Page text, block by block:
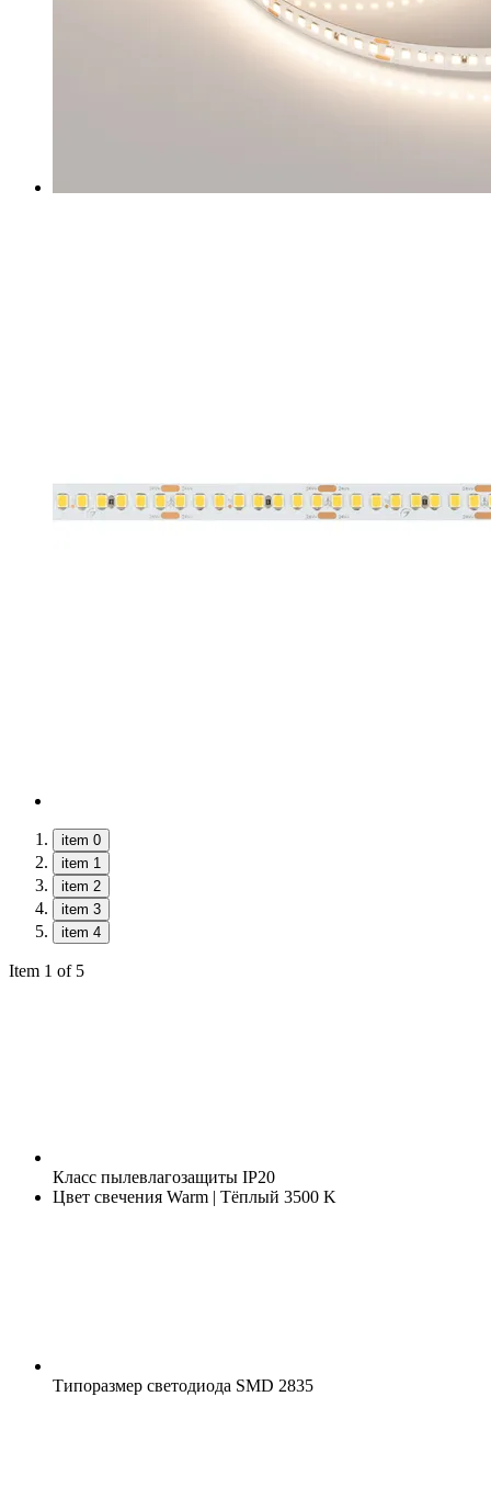
item 0
item 1
item 2
item 3
item 4
Item 1 of 5
Класс пылевлагозащиты IP20
Цвет свечения Warm | Тёплый 3500 K
Типоразмер светодиода SMD 2835